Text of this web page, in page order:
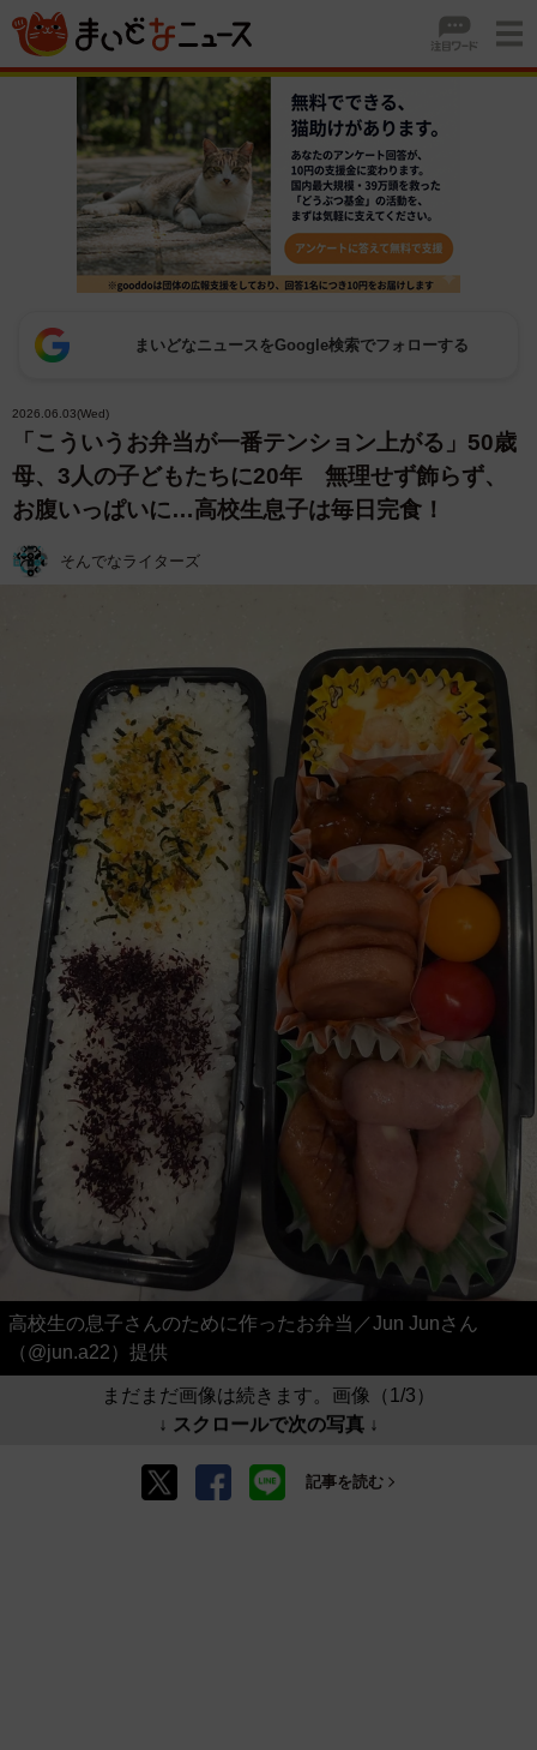
まいどなニュースをGoogle検索でフォローする
2026.06.03(Wed)
「こういうお弁当が一番テンション上がる」50歳
母、3人の子どもたちに20年 無理せず飾らず、
お腹いっぱいに…高校生息子は毎日完食！
そんでなライターズ
高校生の息子さんのために作ったお弁当／Jun Junさん
（@jun.a22）提供
まだまだ画像は続きます。画像（1/3）
↓ スクロールで次の写真 ↓
記事を読む